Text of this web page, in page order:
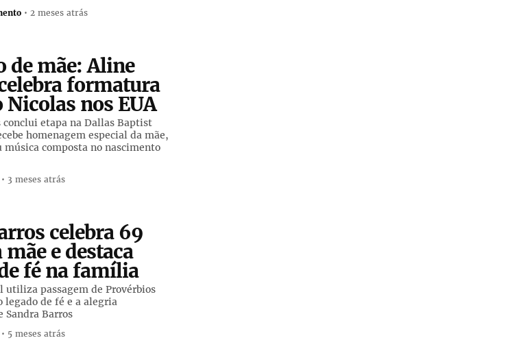
• 2 meses atrás
de mãe: Aline
formatura
nos EUA
conclui etapa na Dallas Baptist
homenagem especial da mãe,
música composta no nascimento
• 3 meses atrás
celebra 69
mãe e destaca
fé na família
utiliza passagem de Provérbios
legado de fé e a alegria
Sandra Barros
• 5 meses atrás